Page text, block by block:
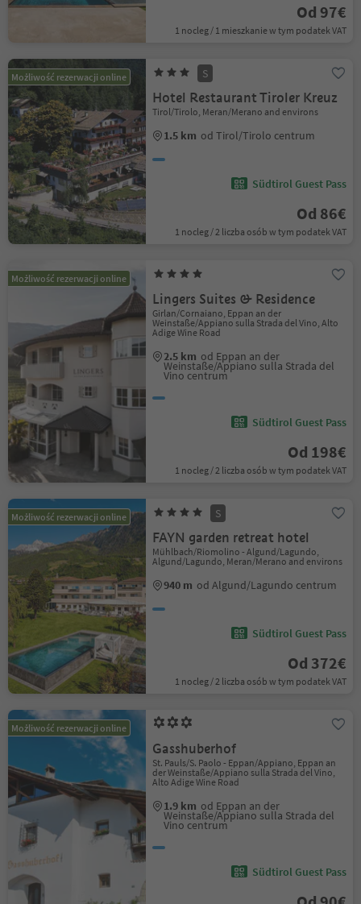
Od 97€
1 nocleg / 1 mieszkanie w tym podatek VAT
Możliwość rezerwacji online S
Hotel Restaurant Tiroler Kreuz
Tirol/Tirolo, Meran/Merano and environs
1.5 km od Tirol/Tirolo centrum
Südtirol Guest Pass
Od 86€
1 nocleg / 2 liczba osób w tym podatek VAT
Możliwość rezerwacji online
Lingers Suites & Residence
Girlan/Cornaiano, Eppan an der
Weinstaße/Appiano sulla Strada del Vino, Alto
Adige Wine Road
2.5 km od Eppan an der
Weinstaße/Appiano sulla Strada del
Vino centrum
Südtirol Guest Pass
Od 198€
1 nocleg / 2 liczba osób w tym podatek VAT
Możliwość rezerwacji online S
FAYN garden retreat hotel
Mühlbach/Riomolino - Algund/Lagundo,
Algund/Lagundo, Meran/Merano and environs
940 m od Algund/Lagundo centrum
Südtirol Guest Pass
Od 372€
1 nocleg / 2 liczba osób w tym podatek VAT
Możliwość rezerwacji online
Gasshuberhof
St. Pauls/S. Paolo - Eppan/Appiano, Eppan an
der Weinstaße/Appiano sulla Strada del Vino,
Alto Adige Wine Road
1.9 km od Eppan an der
Weinstaße/Appiano sulla Strada del
Vino centrum
Südtirol Guest Pass